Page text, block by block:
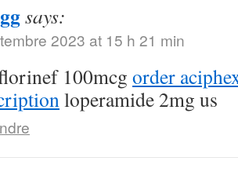
says:
2023 at 15 h 21 min
100mcg order
loperamide 2mg us